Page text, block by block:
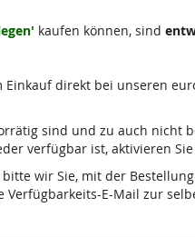
kaufen können, sind
direkt bei unseren
sind und zu auch nicht
verfügbar ist, aktivieren
wir Sie, mit der
E-Mail zur